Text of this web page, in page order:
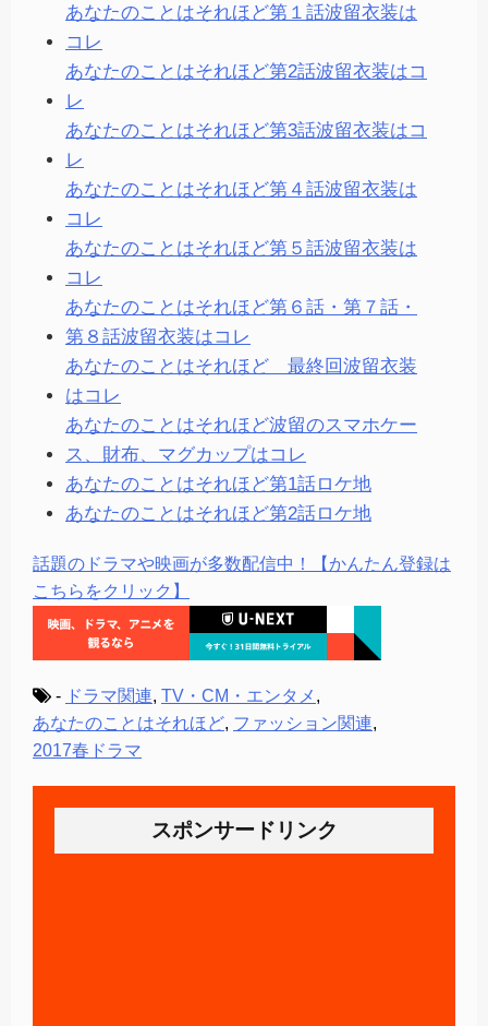
あなたのことはそれほど第１話波留衣装は
コレ
あなたのことはそれほど第2話波留衣装はコ
レ
あなたのことはそれほど第3話波留衣装はコ
レ
あなたのことはそれほど第４話波留衣装は
コレ
あなたのことはそれほど第５話波留衣装は
コレ
あなたのことはそれほど第６話・第７話・
第８話波留衣装はコレ
あなたのことはそれほど 最終回波留衣装
はコレ
あなたのことはそれほど波留のスマホケー
ス、財布、マグカップはコレ
あなたのことはそれほど第1話ロケ地
あなたのことはそれほど第2話ロケ地
話題のドラマや映画が多数配信中！【かんたん登録は
こちらをクリック】
- ドラマ関連, TV・CM・エンタメ ,
あなたのことはそれほど, ファッション関連,
2017春ドラマ
スポンサードリンク